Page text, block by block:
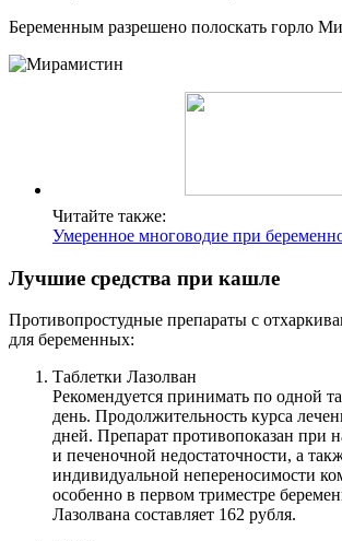
Беременным разрешено полоскать горло
Читайте также:
Умеренное многоводие при
Лучшие средства при кашле
Противопростудные препараты с
для беременных:
Таблетки Лазолван
Рекомендуется принимать по одной
день. Продолжительность курса
дней. Препарат противопоказан при
и печеночной недостаточности, а
индивидуальной непереносимости
особенно в первом триместре
Лазолвана составляет 162 рубля.